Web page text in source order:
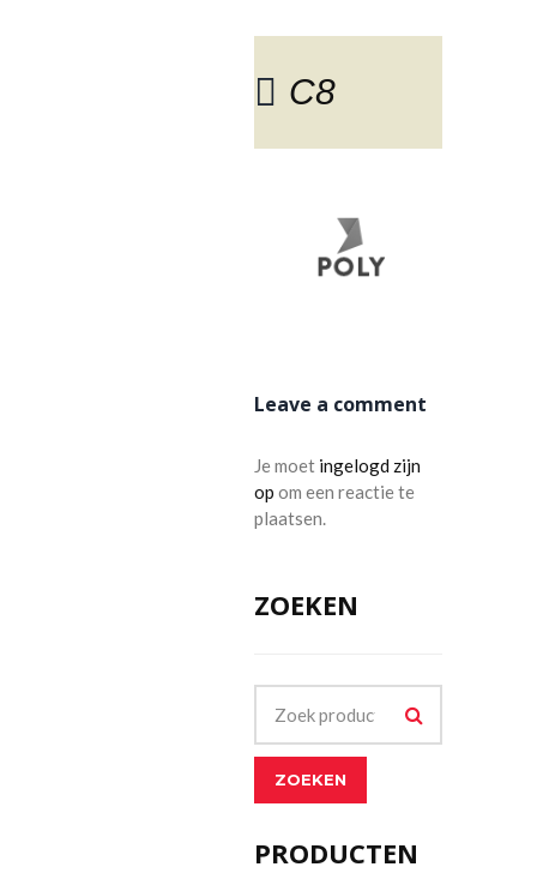
C8
Leave a comment
Je moet ingelogd zijn
op om een reactie te
plaatsen.
ZOEKEN
ZOEKEN
PRODUCTEN